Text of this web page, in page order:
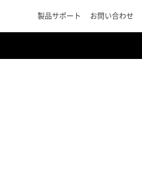
製品サポート お問い合わせ